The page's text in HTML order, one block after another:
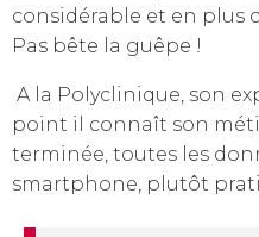
considérable et en plus
Pas bête la guêpe !
A la Polyclinique, son
point il connaît son
terminée, toutes les
smartphone, plutôt